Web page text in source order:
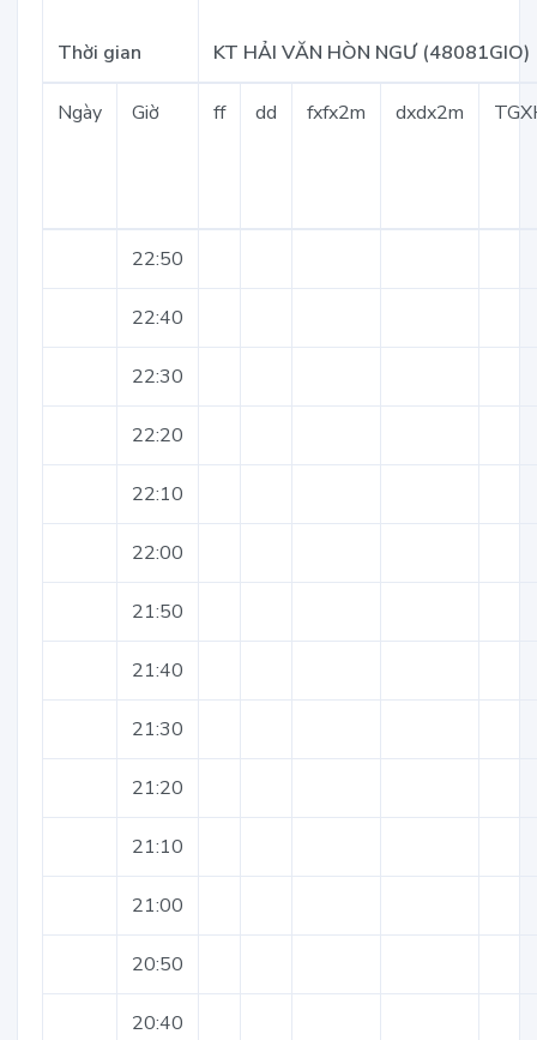
Thời gian KT HẢI VĂN HÒN NGƯ (48081GIO)
Ngày Giờ ff dd fxfx2m dxdx2m
22:50
22:40
22:30
22:20
22:10
22:00
21:50
21:40
21:30
21:20
21:10
21:00
20:50
20:40